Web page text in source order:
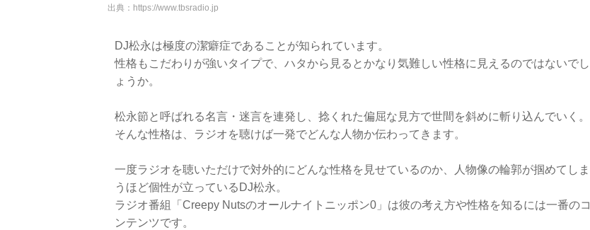
出典： https://www.tbsradio.jp
DJ松永は極度の潔癖症であることが知られています。
性格もこだわりが強いタイプで、ハタから見るとかなり気難しい性格に見えるのではないでし
ょうか。
松永節と呼ばれる名言・迷言を連発し、捻くれた偏屈な見方で世間を斜めに斬り込んでいく。
そんな性格は、ラジオを聴けば一発でどんな人物か伝わってきます。
一度ラジオを聴いただけで対外的にどんな性格を見せているのか、人物像の輪郭が掴めてしま
うほど個性が立っているDJ松永。
ラジオ番組「Creepy Nutsのオールナイトニッポン0」は彼の考え方や性格を知るには一番のコ
ンテンツです。